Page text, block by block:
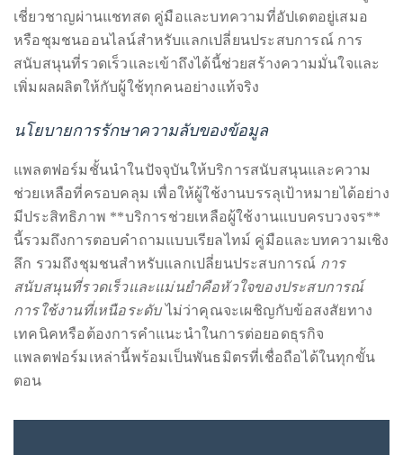
แพลตฟอร์มชั้นนำในปัจจุบันมอบ **บริการสนับสนุนและ
ความช่วยเหลือที่ครอบคลุม** เพื่อให้ผู้ใช้งานบรรลุเป้า
หมายได้อย่างมีประสิทธิภาพ ไม่ว่าจะเป็นคำแนะนำจากผู้
เชี่ยวชาญผ่านแชทสด คู่มือและบทความที่อัปเดตอยู่เสมอ
สนับสนุนที่รวดเร็วและเข้าถึงได้นี้ช่วยสร้างความมั่นใจและ
นโยบายการรักษาความลับของข้อมูล
แพลตฟอร์มชั้นนำในปัจจุบันให้บริการสนับสนุนและความ
ช่วยเหลือที่ครอบคลุม เพื่อให้ผู้ใช้งานบรรลุเป้าหมายได้อย่าง
มีประสิทธิภาพ **บริการช่วยเหลือผู้ใช้งานแบบครบวงจร**
นี้รวมถึงการตอบคำถามแบบเรียลไทม์ คู่มือและบทความเชิง
ลึก รวมถึงชุมชนสำหรับแลกเปลี่ยนประสบการณ์
สนับสนุนที่รวดเร็วและแม่นยำคือหัวใจของประสบการณ์
แพลตฟอร์มเหล่านี้พร้อมเป็นพันธมิตรที่เชื่อถือได้ในทุกขั้น